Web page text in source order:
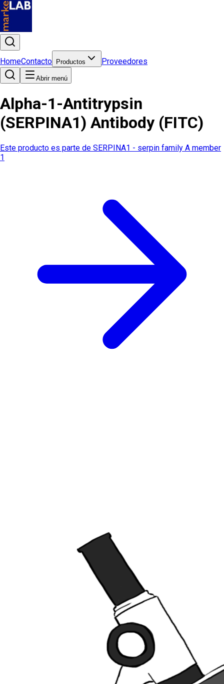
HomeContacto Productos Proveedores
Abrir menú
Alpha-1-Antitrypsin
(SERPINA1) Antibody (FITC)
Este producto es parte de SERPINA1 - serpin family A member
1